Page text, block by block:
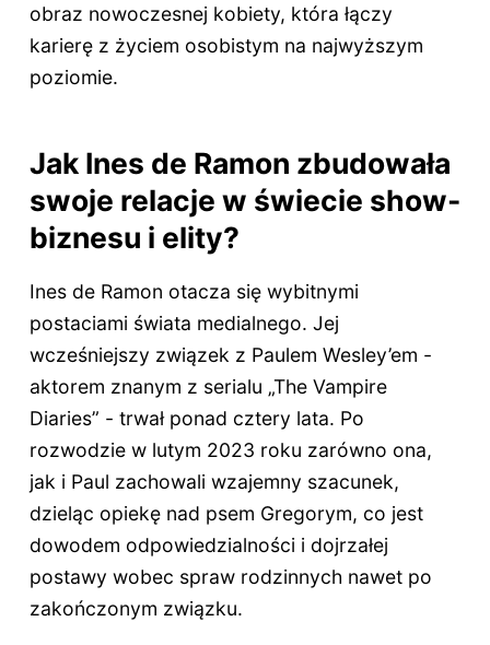
obraz nowoczesnej kobiety, która łączy
karierę z życiem osobistym na najwyższym
poziomie.
Jak Ines de Ramon zbudowała
swoje relacje w świecie show-
biznesu i elity?
Ines de Ramon otacza się wybitnymi
postaciami świata medialnego. Jej
wcześniejszy związek z Paulem Wesley’em -
aktorem znanym z serialu „The Vampire
Diaries” - trwał ponad cztery lata. Po
rozwodzie w lutym 2023 roku zarówno ona,
jak i Paul zachowali wzajemny szacunek,
dzieląc opiekę nad psem Gregorym, co jest
dowodem odpowiedzialności i dojrzałej
postawy wobec spraw rodzinnych nawet po
zakończonym związku.